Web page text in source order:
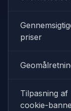
priser
Tilpasning af
cookie-